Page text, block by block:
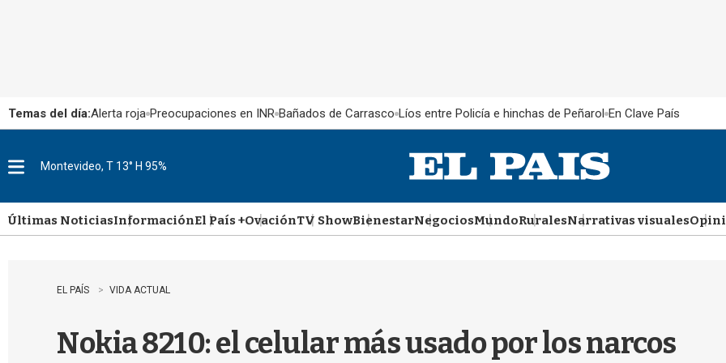
Temas del día:Alerta roja Preocupaciones en INR Bañados de Carrasco Líos entre Policía e hinchas de Peñarol En Clave País
u
Montevideo, T 13° H 95%
Últimas NoticiasInformaciónEl País +OvaciónTV ShowBienestarNegociosMundoRuralesNarrativas visuales
EL PAÍS VIDA ACTUAL
Nokia 8210: el celular más usado por los narcos